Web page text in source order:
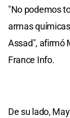
"No podemos
armas
Assad", afirmó
France Info.
De su lado,